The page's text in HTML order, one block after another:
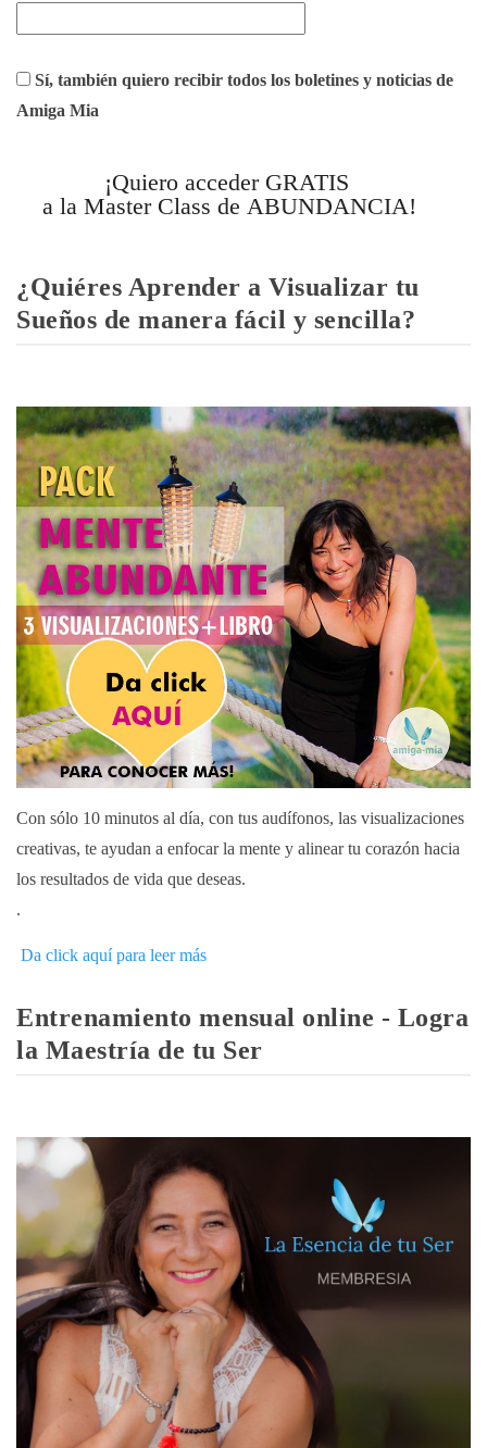
Sí, también quiero recibir todos los boletines y noticias de
Amiga Mia
¡Quiero acceder GRATIS
a la Master Class de ABUNDANCIA!
¿Quiéres Aprender a Visualizar tu
Sueños de manera fácil y sencilla?
Con sólo 10 minutos al día, con tus audífonos, las visualizaciones
creativas, te ayudan a enfocar la mente y alinear tu corazón hacia
los resultados de vida que deseas.
.
Da click aquí para leer más
Entrenamiento mensual online - Logra
la Maestría de tu Ser